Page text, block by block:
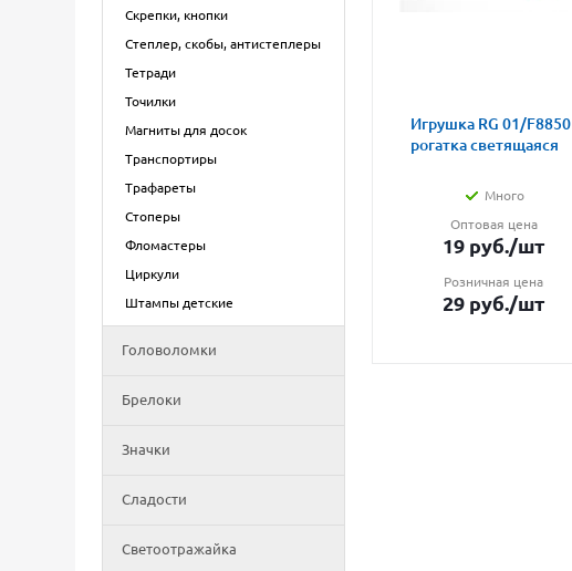
Скрепки, кнопки
Степлер, скобы, антистеплеры
Тетради
Точилки
Магниты для досок
Транспортиры
Трафареты
Стоперы
Фломастеры
Циркули
Штампы детские
Головоломки
Брелоки
Значки
Сладости
Светоотражайка
Игрушка RG 01/F8850
рогатка светящаяся
Много
Оптовая цена
19 руб./шт
Розничная цена
29 руб./шт